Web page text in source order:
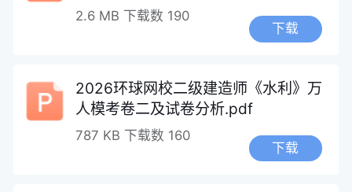
2.6 MB 下载数 190
下载
2026环球网校二级建造师《水利》万
人模考卷二及试卷分析.pdf
787 KB 下载数 160
下载